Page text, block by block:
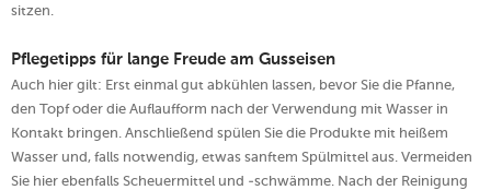
sitzen.
Pflegetipps für lange Freude am Gusseisen
Auch hier gilt: Erst einmal gut abkühlen lassen, bevor Sie die Pfanne,
den Topf oder die Auflaufform nach der Verwendung mit Wasser in
Kontakt bringen. Anschließend spülen Sie die Produkte mit heißem
Wasser und, falls notwendig, etwas sanftem Spülmittel aus. Vermeiden
Sie hier ebenfalls Scheuermittel und -schwämme. Nach der Reinigung